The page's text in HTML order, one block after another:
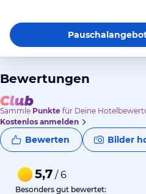
Bewertungen
Sammle Punkte für Deine
Kostenlos anmelden
Bewerten Bilder
5,7 / 6
Besonders gut bewertet: